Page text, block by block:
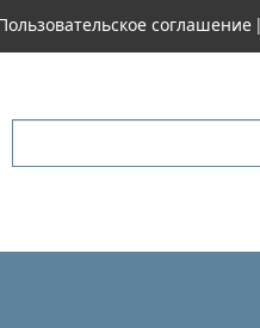
соглашение |